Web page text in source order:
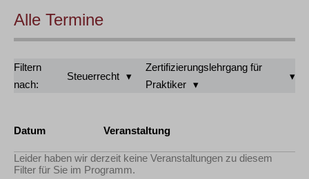
Alle Termine
Filtern
nach:
Steuerrecht
Zertifizierungslehrgang für
Praktiker
Datum Veranstaltung
Leider haben wir derzeit keine Veranstaltungen zu diesem
Filter für Sie im Programm.